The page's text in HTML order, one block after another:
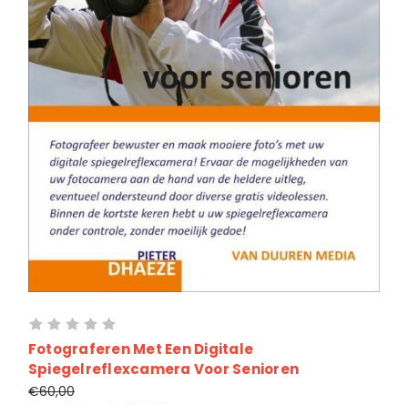
Fotograferen Met Een Digitale
Spiegelreflexcamera Voor Senioren
€60,00